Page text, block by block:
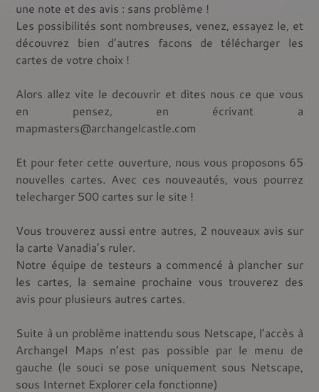
une note et des avis : sans problème !
Les possibilités sont nombreuses, venez, essayez le, et
découvrez bien d’autres facons de télécharger les
cartes de votre choix !
Alors allez vite le decouvrir et dites nous ce que vous
en pensez, en écrivant a
mapmasters@archangelcastle.com
Et pour feter cette ouverture, nous vous proposons 65
nouvelles cartes. Avec ces nouveautés, vous pourrez
telecharger 500 cartes sur le site !
Vous trouverez aussi entre autres, 2 nouveaux avis sur
la carte Vanadia’s ruler.
Notre équipe de testeurs a commencé à plancher sur
les cartes, la semaine prochaine vous trouverez des
avis pour plusieurs autres cartes.
Suite à un problème inattendu sous Netscape, l’accès à
Archangel Maps n’est pas possible par le menu de
gauche (le souci se pose uniquement sous Netscape,
sous Internet Explorer cela fonctionne)